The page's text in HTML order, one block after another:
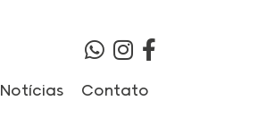
Notícias Contato